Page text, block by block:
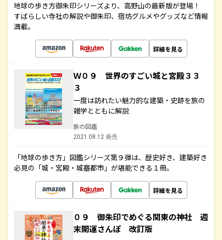
地球の歩き方御朱印シリーズより、高野山の最新版が登場！
すばらしい寺社の解説や御朱印、宿坊グルメやグッズなど情報
満載。
詳細を見る
Ｗ０９ 世界のすごい城と宮殿３３
３
一度は訪れたい魅力的な建築・史跡を旅の
雑学とともに解説
旅の図鑑
2021.08.12 発売
「地球の歩き方」図鑑シリーズ第９弾は、歴史好き、建築好き
必見の「城・宮殿・城塞都市」が堪能できる１冊。
詳細を見る
０９ 御朱印でめぐる関東の神社 週
末開運さんぽ 改訂版